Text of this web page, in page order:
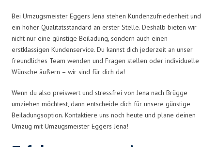
Bei Umzugsmeister Eggers Jena stehen Kundenzufriedenheit und
ein hoher Qualitätsstandard an erster Stelle. Deshalb bieten wir
nicht nur eine günstige Beiladung, sondern auch einen
erstklassigen Kundenservice. Du kannst dich jederzeit an unser
freundliches Team wenden und Fragen stellen oder individuelle
Wünsche äußern – wir sind für dich da!
Wenn du also preiswert und stressfrei von Jena nach Brügge
umziehen möchtest, dann entscheide dich für unsere günstige
Beiladungsoption. Kontaktiere uns noch heute und plane deinen
Umzug mit Umzugsmeister Eggers Jena!